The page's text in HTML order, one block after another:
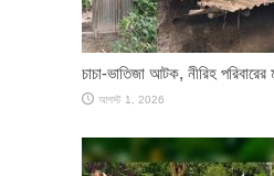
চাচা-ভাতিজা আটক, নীরিহ পরিবারের
আগস্ট 1, 2026